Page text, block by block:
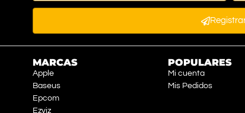
MARCAS
Apple
Baseus
Epcom
Ezviz
POPULARES
Mi cuenta
Mis Pedidos